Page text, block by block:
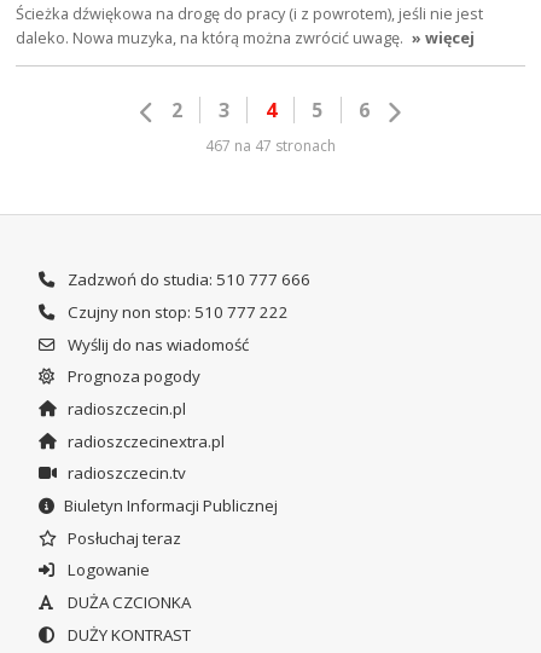
Ścieżka dźwiękowa na drogę do pracy (i z powrotem), jeśli nie jest
daleko. Nowa muzyka, na którą można zwrócić uwagę. » więcej
2 3 4 5 6
467 na 47 stronach
Zadzwoń do studia: 510 777 666
Czujny non stop: 510 777 222
Wyślij do nas wiadomość
Prognoza pogody
radioszczecin.pl
radioszczecinextra.pl
radioszczecin.tv
Biuletyn Informacji Publicznej
Posłuchaj teraz
Logowanie
DUŻA CZCIONKA
DUŻY KONTRAST